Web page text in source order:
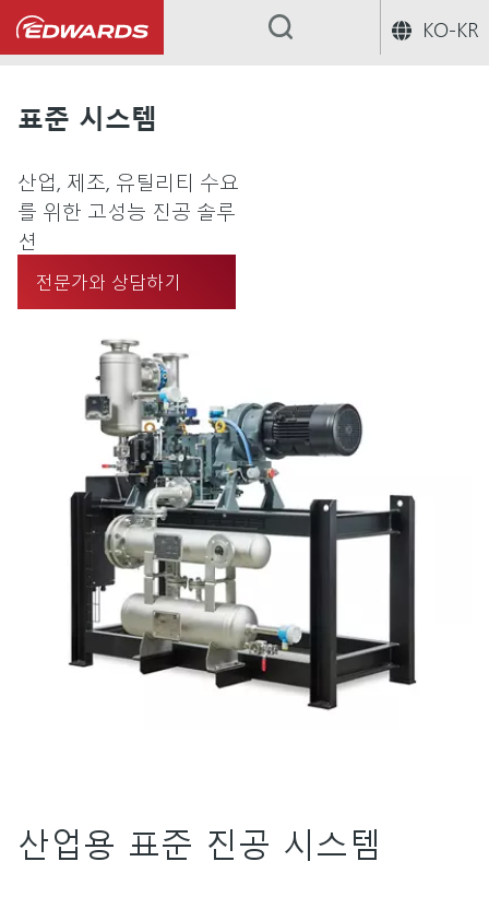
KO-KR
...
표준 시스템
산업, 제조, 유틸리티 수요
를 위한 고성능 진공 솔루
션
전문가와 상담하기
산업용 표준 진공 시스템